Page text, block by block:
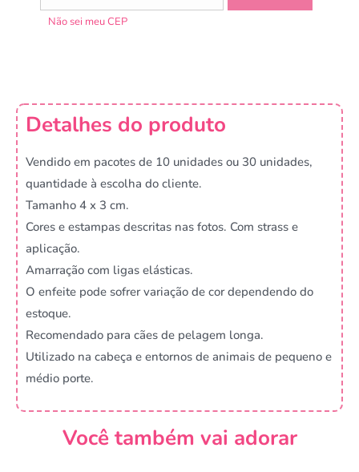
Não sei meu CEP
Detalhes do produto
Vendido em pacotes de 10 unidades ou 30 unidades,
quantidade à escolha do cliente.
Tamanho 4 x 3 cm.
Cores e estampas descritas nas fotos. Com strass e
aplicação.
Amarração com ligas elásticas.
O enfeite pode sofrer variação de cor dependendo do
estoque.
Recomendado para cães de pelagem longa.
Utilizado na cabeça e entornos de animais de pequeno e
médio porte.
Você também vai adorar